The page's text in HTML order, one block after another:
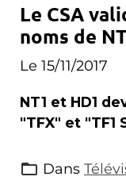
Le CSA
Le 15/11/2017
NT1 et HD1
"TFX" et "TF1
Dans